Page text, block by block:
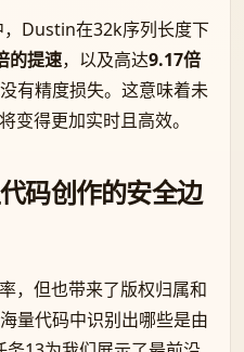
Dustin在32k序列长度下
的提速，以及高达9.17倍
有精度损失。这意味着未
变得更加实时且高效。
码创作的安全边
，但也带来了版权归属和
量代码中识别出哪些是由